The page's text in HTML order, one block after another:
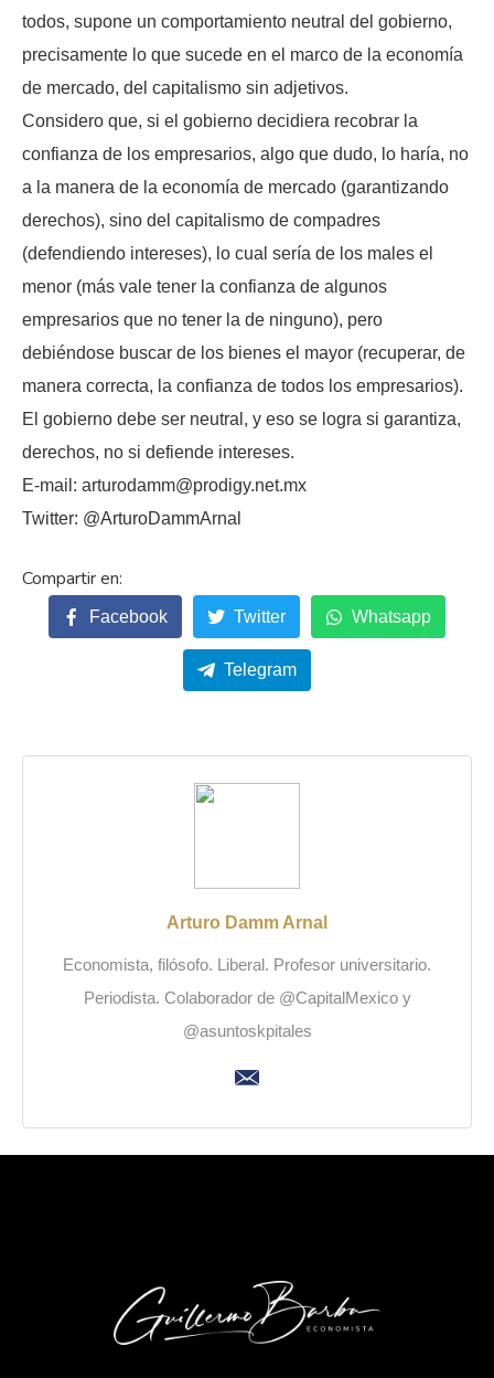
todos, supone un comportamiento neutral del gobierno,
precisamente lo que sucede en el marco de la economía
de mercado, del capitalismo sin adjetivos.
Considero que, si el gobierno decidiera recobrar la
confianza de los empresarios, algo que dudo, lo haría, no
a la manera de la economía de mercado (garantizando
derechos), sino del capitalismo de compadres
(defendiendo intereses), lo cual sería de los males el
menor (más vale tener la confianza de algunos
empresarios que no tener la de ninguno), pero
debiéndose buscar de los bienes el mayor (recuperar, de
manera correcta, la confianza de todos los empresarios).
El gobierno debe ser neutral, y eso se logra si garantiza,
derechos, no si defiende intereses.
E-mail: arturodamm@prodigy.net.mx
Twitter: @ArturoDammArnal
Facebook Twitter Whatsapp
Telegram
Arturo Damm Arnal
Economista, filósofo. Liberal. Profesor universitario.
Periodista. Colaborador de @CapitalMexico y
@asuntoskpitales